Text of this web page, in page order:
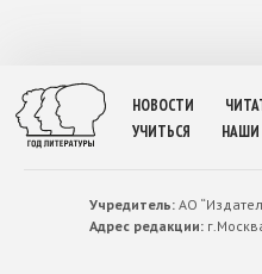
НОВОСТИ
УЧИТЬСЯ
НАШИ
Учредитель:АО
Адрес редакции: